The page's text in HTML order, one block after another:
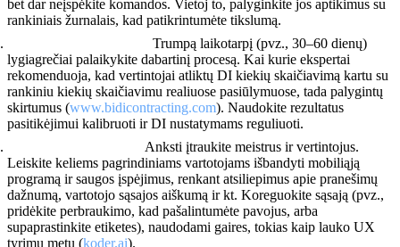
bet dar neįspėkite komandos. Vietoj to, palyginkite jos aptikimus su
rankiniais žurnalais, kad patikrintumėte tikslumą.
Trumpą laikotarpį (pvz., 30–60 dienų)
lygiagrečiai palaikykite dabartinį procesą. Kai kurie ekspertai
rekomenduoja, kad vertintojai atliktų DI kiekių skaičiavimą kartu su
rankiniu kiekių skaičiavimu realiuose pasiūlymuose, tada palygintų
skirtumus (www.bidicontracting.com). Naudokite rezultatus
pasitikėjimui kalibruoti ir DI nustatymams reguliuoti.
Anksti įtraukite meistrus ir vertintojus.
Leiskite keliems pagrindiniams vartotojams išbandyti mobiliąją
programą ir saugos įspėjimus, renkant atsiliepimus apie pranešimų
dažnumą, vartotojo sąsajos aiškumą ir kt. Koreguokite sąsają (pvz.,
pridėkite perbraukimo, kad pašalintumėte pavojus, arba
supaprastinkite etiketes), naudodami gaires, tokias kaip lauko UX
tyrimų metu (koder.ai).